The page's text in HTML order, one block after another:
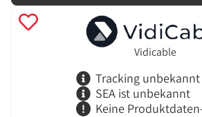
Vidicable
Tracking unbekannt
SEA ist unbekannt
Keine